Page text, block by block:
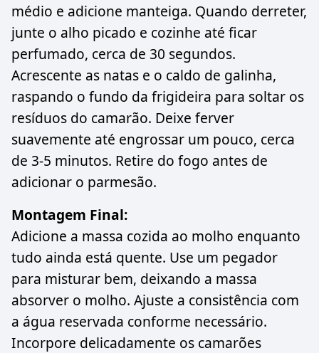
médio e adicione manteiga. Quando derreter,
junte o alho picado e cozinhe até ficar
perfumado, cerca de 30 segundos.
Acrescente as natas e o caldo de galinha,
raspando o fundo da frigideira para soltar os
resíduos do camarão. Deixe ferver
suavemente até engrossar um pouco, cerca
de 3-5 minutos. Retire do fogo antes de
adicionar o parmesão.
Montagem Final:
Adicione a massa cozida ao molho enquanto
tudo ainda está quente. Use um pegador
para misturar bem, deixando a massa
absorver o molho. Ajuste a consistência com
a água reservada conforme necessário.
Incorpore delicadamente os camarões